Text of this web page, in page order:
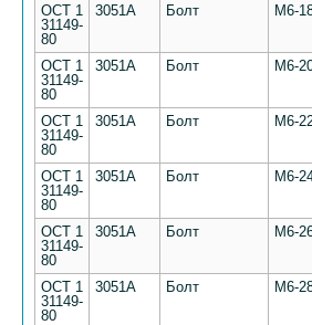
ОСТ 1
31149-
80
3051А Болт М6-
ОСТ 1
31149-
80
3051А Болт М6-
ОСТ 1
31149-
80
3051А Болт М6-
ОСТ 1
31149-
80
3051А Болт М6-
ОСТ 1
31149-
80
3051А Болт М6-
ОСТ 1
31149-
80
3051А Болт М6-